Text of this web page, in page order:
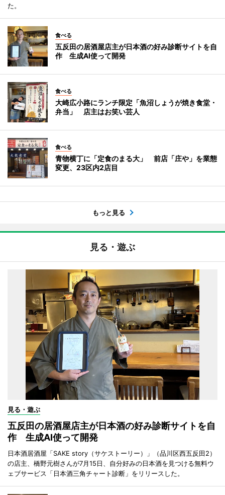
た。
食べる
五反田の居酒屋店主が日本酒の好み診断サイトを自
作 生成AI使って開発
食べる
大崎広小路にランチ限定「魚沼しょうが焼き食堂・
弁当」 店主はお笑い芸人
食べる
青物横丁に「定食のまる大」 前店「庄や」を業態
変更、23区内2店目
もっと見る
見る・遊ぶ
見る・遊ぶ
五反田の居酒屋店主が日本酒の好み診断サイトを自
作 生成AI使って開発
日本酒居酒屋「SAKE story（サケストーリー）」（品川区西五反田2）
の店主、橋野元樹さんが7月15日、自分好みの日本酒を見つける無料ウ
ェブサービス「日本酒三角チャート診断」をリリースした。